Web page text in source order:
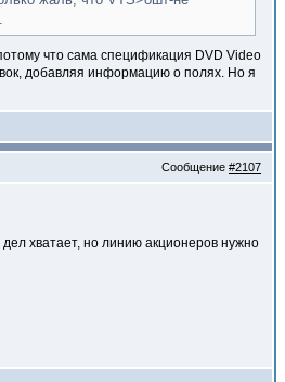
что сама спецификация DVD Video
добавляя информацию о полях. Но я
Сообщение #2107
хватает, но линию акционеров нужно